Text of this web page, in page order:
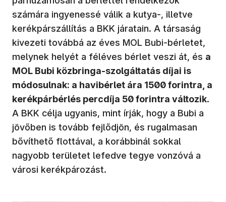
számára ingyenessé válik a kutya-, illetve
kerékpárszállítás a BKK járatain. A társaság
kivezeti továbbá az éves MOL Bubi-bérletet,
melynek helyét a féléves bérlet veszi át, és a
MOL Bubi közbringa-szolgáltatás díjai is
módosulnak: a havibérlet ára 1500 forintra, a
kerékpárbérlés percdíja 50 forintra változik.
A BKK célja ugyanis, mint írják, hogy a Bubi a
jövőben is tovább fejlődjön, és rugalmasan
bővíthető flottával, a korábbinál sokkal
nagyobb területet lefedve tegye vonzóvá a
városi kerékpározást.